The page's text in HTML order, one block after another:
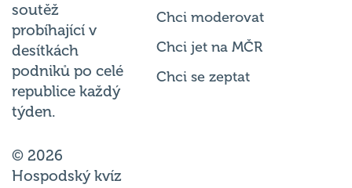
soutěž
probíhající v
desítkách
podniků po celé
republice každý
týden.
© 2026
Hospodský kvíz
Chci moderovat
Chci jet na MČR
Chci se zeptat